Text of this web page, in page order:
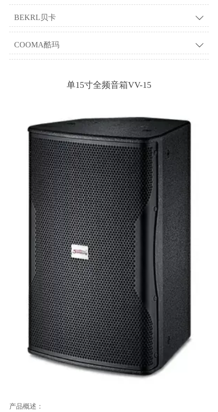
BEKRL贝卡 
COOMA酷玛 
单15寸全频音箱VV-15
产品概述：